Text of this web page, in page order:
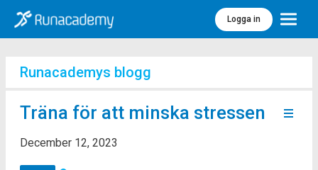
Logga in Meny
Runacademys blogg
Träna för att minska stressen
December 12, 2023